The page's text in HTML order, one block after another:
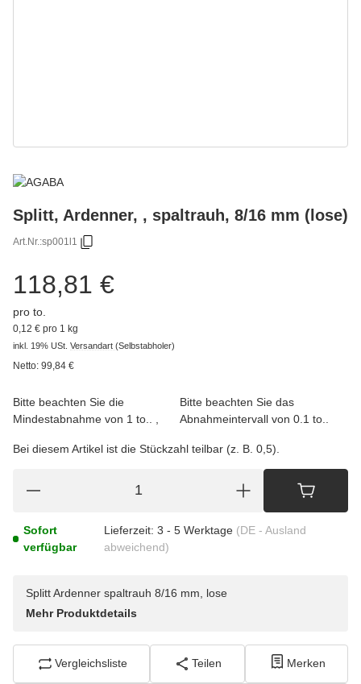
Splitt, Ardenner, , spaltrauh, 8/16 mm (lose)
Art.Nr.:sp001l1
118,81 €
pro to.
0,12 € pro 1 kg
inkl. 19% USt. Versandart (Selbstabholer)
Netto: 99,84 €
Bitte beachten Sie die
Mindestabnahme von 1 to..
Bitte beachten Sie das
Abnahmeintervall von 0.1 to..
Bei diesem Artikel ist die Stückzahl teilbar (z. B. 0,5).
Sofort
verfügbar
Lieferzeit: 3 - 5 Werktage (DE - Ausland
abweichend)
Splitt Ardenner spaltrauh 8/16 mm, lose
Mehr Produktdetails
Vergleichsliste Teilen Merken